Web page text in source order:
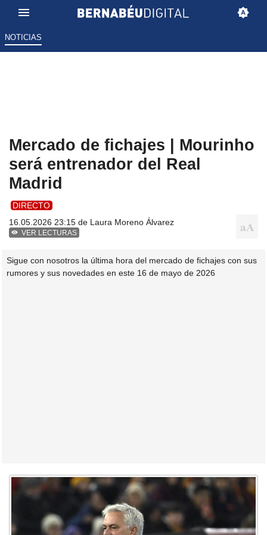
NOTICIAS
Mercado de fichajes | Mourinho
será entrenador del Real
Madrid
DIRECTO
16.05.2026 23:15 de Laura Moreno Álvarez
VER LECTURAS
Sigue con nosotros la última hora del mercado de fichajes con sus
rumores y sus novedades en este 16 de mayo de 2026